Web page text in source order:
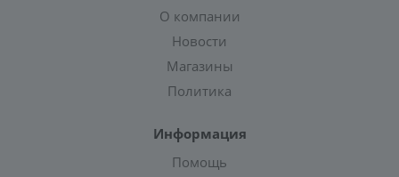
О компании
Новости
Магазины
Политика
Информация
Помощь